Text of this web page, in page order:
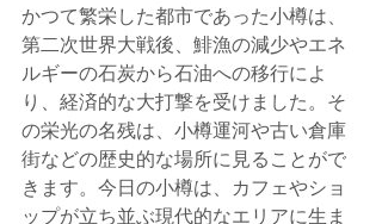
かつて繁栄した都市であった小樽は、
第二次世界大戦後、鯡漁の減少やエネ
ルギーの石炭から石油への移行によ
り、経済的な大打撃を受けました。そ
の栄光の名残は、小樽運河や古い倉庫
街などの歴史的な場所に見ることがで
きます。今日の小樽は、カフェやショ
ップが立ち並ぶ現代的なエリアに生ま